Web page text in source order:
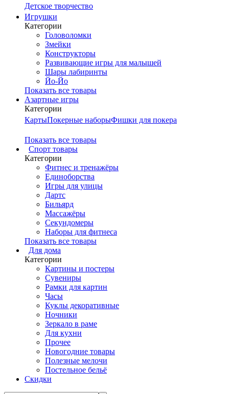
Детское творчество
Игрушки
Категории
Головоломки
Змейки
Конструкторы
Развивающие игры для малышей
Шары лабиринты
Йо-Йо
Показать все товары
Азартные игры
Категории
КартыПокерные наборыФишки для покера
Показать все товары
Cпорт товары
Категории
Фитнес и тренажёры
Единоборства
Игры для улицы
Дартс
Бильярд
Массажёры
Секундомеры
Наборы для фитнеса
Показать все товары
Для дома
Категории
Картины и постеры
Сувениры
Рамки для картин
Часы
Куклы декоративные
Ночники
Зеркало в раме
Для кухни
Прочее
Новогодние товары
Полезные мелочи
Постельное бельё
Скидки